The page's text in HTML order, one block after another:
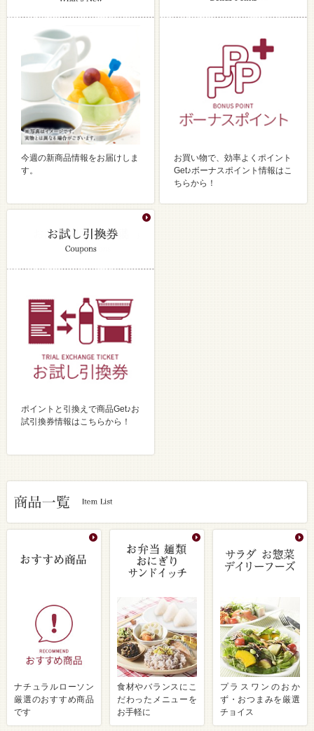
今週の新商品情報をお届けしま
す。
お買い物で、効率よくポイント
Get♪ボーナスポイント情報はこ
ちらから！
ポイントと引換えで商品Get♪お
試引換券情報はこちらから！
ナチュラルローソン
厳選のおすすめ商品
です
食材やバランスにこ
だわったメニューを
お手軽に
プラスワンのおか
ず・おつまみを厳選
チョイス